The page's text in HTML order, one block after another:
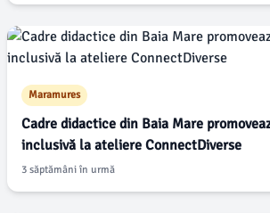
Maramures
Cadre didactice din Baia Mare
inclusivă la ateliere ConnectDiverse
3 săptămâni în urmă